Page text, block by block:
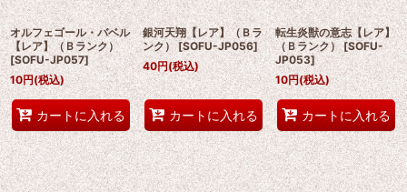
オルフェゴール・バベル
【レア】（Ｂランク）
[SOFU-JP057]
10円(税込)
カートに入れる
銀河天翔【レア】（Ｂラ
ンク） [SOFU-JP056]
40円(税込)
カートに入れる
転生炎獣の意志【レア】
（Ｂランク） [SOFU-
JP053]
10円(税込)
カートに入れる